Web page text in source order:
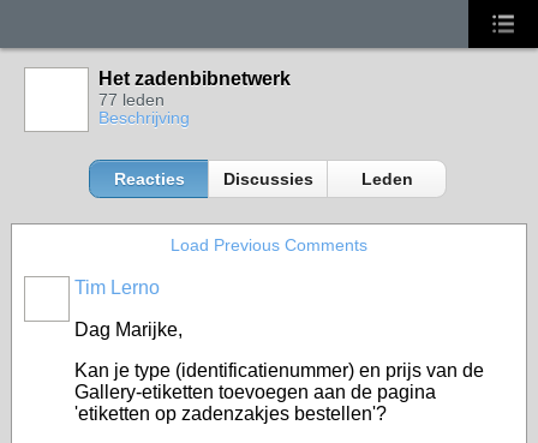
Het zadenbibnetwerk
77 leden
Beschrijving
Reacties Discussies Leden
Load Previous Comments
Tim Lerno
Dag Marijke,
Kan je type (identificatienummer) en prijs van de
Gallery-etiketten toevoegen aan de pagina
'etiketten op zadenzakjes bestellen'?